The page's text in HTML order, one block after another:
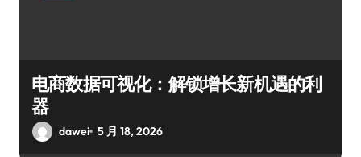
电商数据可视化：解锁增长新机遇的利
器
dawei 5 月 18, 2026